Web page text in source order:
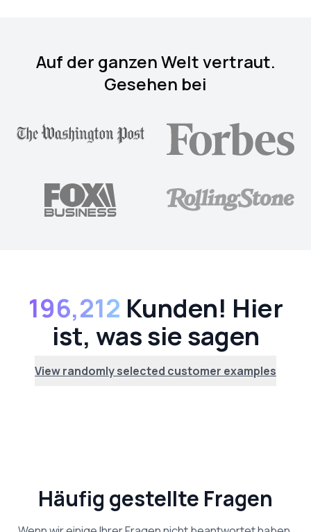
Auf der ganzen Welt vertraut.
Gesehen bei
196,212 Kunden! Hier
ist, was sie sagen
View randomly selected customer examples
Häufig gestellte Fragen